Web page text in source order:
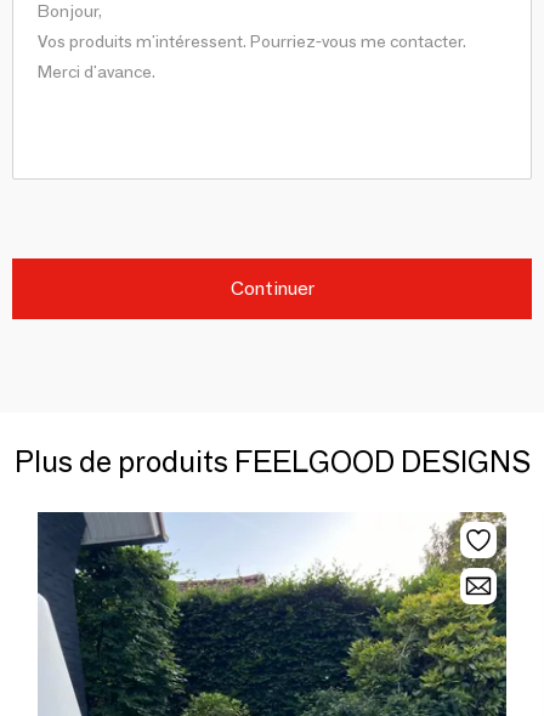
Continuer
Plus de produits FEELGOOD DESIGNS